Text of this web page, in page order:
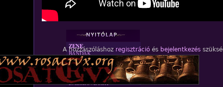
A hozzászóláshoz regisztrációés bejelentkezés
ZENE
BANDÁK
DVD
INTERJÚK
FORDÍTÁSOK
DALSZÖVEGEK